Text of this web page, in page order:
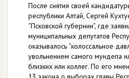
После снятия своей
республики Алтай, Сергей
“Псковской губернии”, где
муниципальных депутатов
оказывалось “колоссальное
увольнением самого мундепа
близких или коллег. По его